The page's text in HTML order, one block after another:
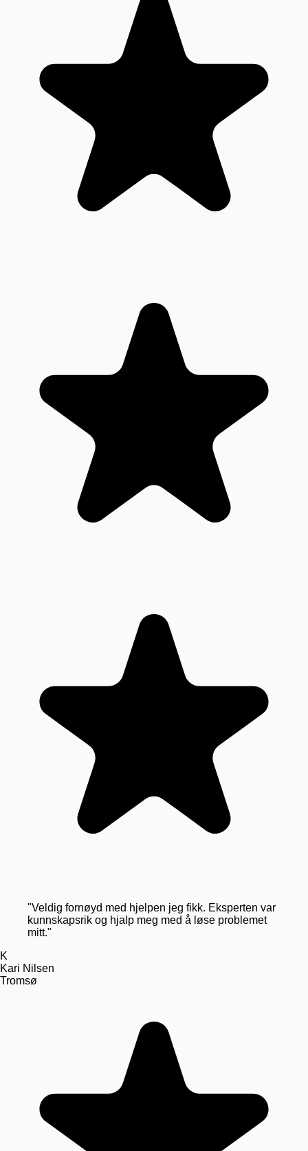
"Veldig fornøyd med hjelpen jeg fikk. Eksperten var
kunnskapsrik og hjalp meg med å løse problemet
mitt."
K
Kari Nilsen
Tromsø